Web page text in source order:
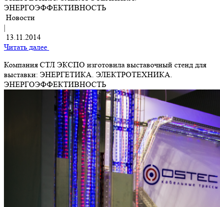
ЭНЕРГОЭФФЕКТИВНОСТЬ
Новости
|
13.11.2014
Читать далее
Компания СТЛ ЭКСПО изготовила выставочный стенд для
выставки: ЭНЕРГЕТИКА. ЭЛЕКТРОТЕХНИКА.
ЭНЕРГОЭФФЕКТИВНОСТЬ